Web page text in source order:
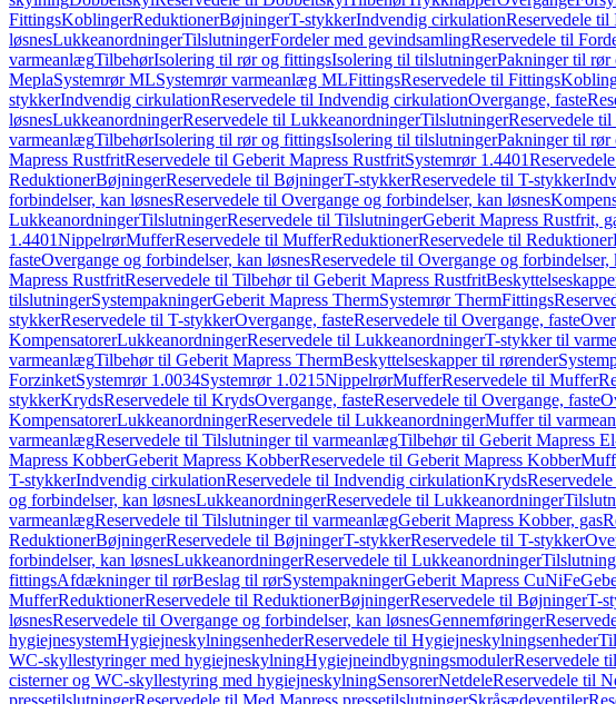
FittingsKoblingerReduktionerBøjningerT-stykkerIndvendig cirkulationReservedele
løsnesLukkeanordningerTilslutningerFordeler med gevindsamlingReservedele til
varmeanlægTilbehørIsolering til rør og fittingsIsolering til tilslutningerPakninger til rør
MeplaSystemrør MLSystemrør varmeanlæg MLFittingsReservedele til Fittings
stykkerIndvendig cirkulationReservedele til Indvendig cirkulationOvergange, faste
løsnesLukkeanordningerReservedele til LukkeanordningerTilslutningerReservedele
varmeanlægTilbehørIsolering til rør og fittingsIsolering til tilslutningerPakninger til rør
Mapress RustfritReservedele til Geberit Mapress RustfritSystemrør 1.4401
ReduktionerBøjningerReservedele til BøjningerT-stykkerReservedele til T-stykker
forbindelser, kan løsnesReservedele til Overgange og forbindelser, kan løsnes
LukkeanordningerTilslutningerReservedele til TilslutningerGeberit Mapress Rustfrit,
1.4401NippelrørMufferReservedele til MufferReduktionerReservedele til Reduktioner
fasteOvergange og forbindelser, kan løsnesReservedele til Overgange og forbindelser,
Mapress RustfritReservedele til Tilbehør til Geberit Mapress Rustfrit
tilslutningerSystempakningerGeberit Mapress ThermSystemrør ThermFittings
stykkerReservedele til T-stykkerOvergange, fasteReservedele til Overgange, faste
KompensatorerLukkeanordningerReservedele til LukkeanordningerT-stykker til
varmeanlægTilbehør til Geberit Mapress ThermBeskyttelseskapper til rørender
ForzinketSystemrør 1.0034Systemrør 1.0215NippelrørMufferReservedele til Muffer
stykkerKrydsReservedele til KrydsOvergange, fasteReservedele til Overgange, faste
KompensatorerLukkeanordningerReservedele til LukkeanordningerMuffer til
varmeanlægReservedele til Tilslutninger til varmeanlægTilbehør til Geberit Mapress
Mapress KobberGeberit Mapress KobberReservedele til Geberit Mapress Kobber
T-stykkerIndvendig cirkulationReservedele til Indvendig cirkulationKryds
og forbindelser, kan løsnesLukkeanordningerReservedele til Lukkeanordninger
varmeanlægReservedele til Tilslutninger til varmeanlægGeberit Mapress Kobber, gas
ReduktionerBøjningerReservedele til BøjningerT-stykkerReservedele til T-stykker
forbindelser, kan løsnesLukkeanordningerReservedele til Lukkeanordninger
fittingsAfdækninger til rørBeslag til rørSystempakningerGeberit Mapress CuNiFe
MufferReduktionerReservedele til ReduktionerBøjningerReservedele til BøjningerT-
løsnesReservedele til Overgange og forbindelser, kan løsnesGennemføringer
hygiejnesystemHygiejneskylningsenhederReservedele til Hygiejneskylningsenheder
WC-skyllestyringer med hygiejneskylningHygiejneindbygningsmodulerReservedele
cisterner og WC-skyllestyring med hygiejneskylningSensorerNetdeleReservedele til
pressetilslutningerReservedele til Med Mapress pressetilslutningerSkråsædeventiler